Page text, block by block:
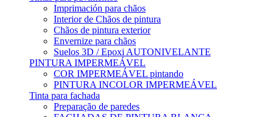
Imprimación para chãos
Interior de Chãos de pintura
Chãos de pintura exterior
Envernize para chãos
Suelos 3D / Epoxi AUTONIVELANTE
PINTURA IMPERMEÁVEL
COR IMPERMEÁVEL pintando
PINTURA INCOLOR IMPERMEÁVEL
Tinta para fachada
Preparação de paredes